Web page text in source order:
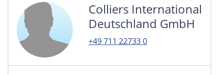
Colliers International
Deutschland GmbH
+49 711 22733 0